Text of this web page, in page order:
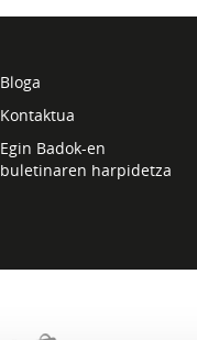
Bloga
Kontaktua
Egin Badok-en
buletinaren harpidetza